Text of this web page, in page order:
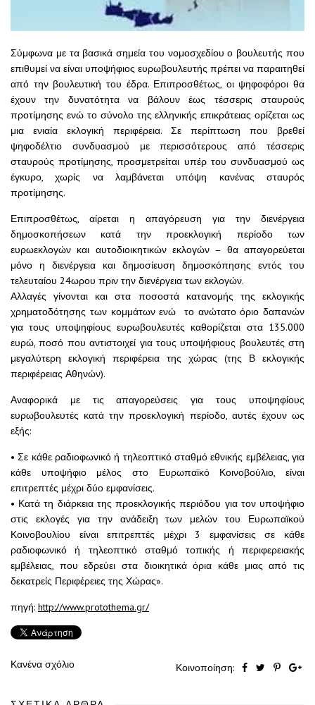
Σύμφωνα με τα βασικά σημεία του νομοσχεδίου ο βουλευτής που
επιθυμεί να είναι υποψήφιος ευρωβουλευτής πρέπει να παραιτηθεί
από την βουλευτική του έδρα. Επιπροσθέτως, οι ψηφοφόροι θα
έχουν την δυνατότητα να βάλουν έως τέσσερις σταυρούς
προτίμησης ενώ το σύνολο της ελληνικής επικράτειας ορίζεται ως
μια ενιαία εκλογική περιφέρεια. Σε περίπτωση που βρεθεί
ψηφοδέλτιο συνδυασμού με περισσότερους από τέσσερις
σταυρούς προτίμησης, προσμετρείται υπέρ του συνδυασμού ως
έγκυρο, χωρίς να λαμβάνεται υπόψη κανένας σταυρός
προτίμησης.
Επιπροσθέτως, αίρεται η απαγόρευση για την διενέργεια
δημοσκοπήσεων κατά την προεκλογική περίοδο των
ευρωεκλογών και αυτοδιοικητικών εκλογών – θα απαγορεύεται
μόνο η διενέργεια και δημοσίευση δημοσκόπησης εντός του
τελευταίου 24ωρου πριν την διενέργεια των εκλογών.
Αλλαγές γίνονται και στα ποσοστά κατανομής της εκλογικής
χρηματοδότησης των κομμάτων ενώ το ανώτατο όριο δαπανών
για τους υποψηφίους ευρωβουλευτές καθορίζεται στα 135.000
ευρώ, ποσό που αντιστοιχεί για τους υποψήφιους βουλευτές στη
μεγαλύτερη εκλογική περιφέρεια της χώρας (της Β εκλογικής
περιφέρειας Αθηνών).
Αναφορικά με τις απαγορεύσεις για τους υποψηφίους
ευρωβουλευτές κατά την προεκλογική περίοδο, αυτές έχουν ως
εξής:
• Σε κάθε ραδιοφωνικό ή τηλεοπτικό σταθμό εθνικής εμβέλειας, για
κάθε υποψήφιο μέλος στο Ευρωπαϊκό Κοινοβούλιο, είναι
επιτρεπτές μέχρι δύο εμφανίσεις.
• Κατά τη διάρκεια της προεκλογικής περιόδου για τον υποψήφιο
στις εκλογές για την ανάδειξη των μελών του Ευρωπαϊκού
Κοινοβουλίου είναι επιτρεπτές μέχρι 3 εμφανίσεις σε κάθε
ραδιοφωνικό ή τηλεοπτικό σταθμό τοπικής ή περιφερειακής
εμβέλειας, που εδρεύει στα διοικητικά όρια κάθε μιας από τις
δεκατρείς Περιφέρειες της Χώρας».
πηγή: http://www.protothema.gr/
Κανένα σχόλιο Κοινοποίηση: